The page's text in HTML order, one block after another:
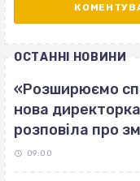
ОСТАННІ НОВИНИ
«Розширюємо
нова
розповіла про
09:00